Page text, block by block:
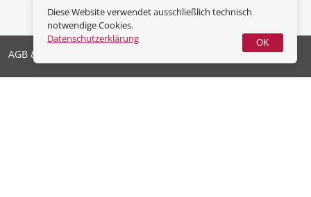
AGB & Widerrufsrecht
Diese Website verwendet ausschließlich technisch
notwendige Cookies.
Datenschutzerklärung
OK